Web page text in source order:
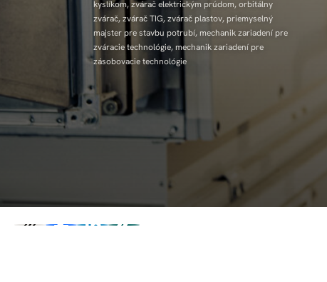
kyslíkom, zvárač elektrickým prúdom, orbitálny
zvárač, zvárač TIG, zvárač plastov, priemyselný
majster pre stavbu potrubí, mechanik zariadení pre
zváracie technológie, mechanik zariadení pre
zásobovacie technológie